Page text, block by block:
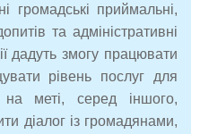
громадські приймальні,
та адміністративні
дадуть змогу працювати
рівень послуг для
меті, серед іншого,
діалог із громадянами,